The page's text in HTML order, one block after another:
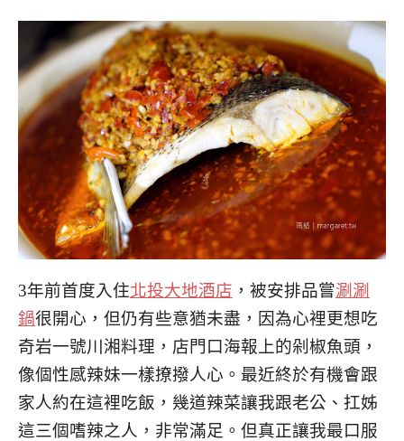
3年前首度入住北投大地酒店 ，被安排品嘗涮涮
鍋很開心，但仍有些意猶未盡，因為心裡更想吃
奇岩一號川湘料理，店門口海報上的剁椒魚頭，
像個性感辣妹一樣撩撥人心。最近終於有機會跟
家人約在這裡吃飯，幾道辣菜讓我跟老公、扛姊
這三個嗜辣之人，非常滿足。但真正讓我最口服